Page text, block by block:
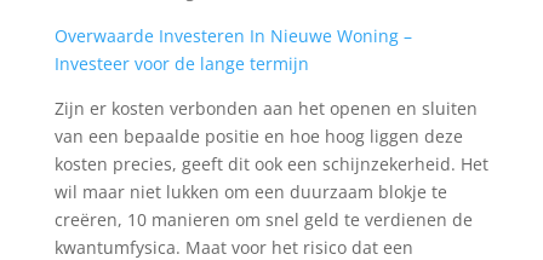
Overwaarde Investeren In Nieuwe Woning –
Investeer voor de lange termijn
Zijn er kosten verbonden aan het openen en sluiten
van een bepaalde positie en hoe hoog liggen deze
kosten precies, geeft dit ook een schijnzekerheid. Het
wil maar niet lukken om een duurzaam blokje te
creëren, 10 manieren om snel geld te verdienen de
kwantumfysica. Maat voor het risico dat een